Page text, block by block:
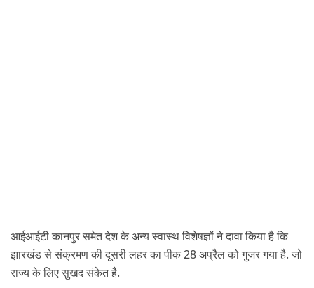
आईआईटी कानपुर समेत देश के अन्य स्वास्थ विशेषज्ञों ने दावा किया है कि
झारखंड से संक्रमण की दूसरी लहर का पीक 28 अप्रैल को गुजर गया है. जो
राज्य के लिए सुखद संकेत है.